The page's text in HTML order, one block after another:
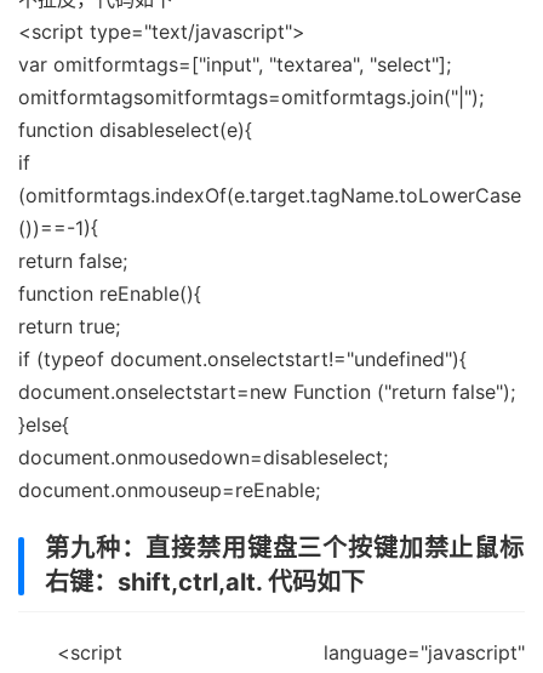
<script type="text/javascript">
var omitformtags=["input", "textarea", "select"];
omitformtagsomitformtags=omitformtags.join("|");
function disableselect(e){
if
(omitformtags.indexOf(e.target.tagName.toLowerCase
())==-1){
return false;
function reEnable(){
return true;
if (typeof document.onselectstart!="undefined"){
document.onselectstart=new Function ("return false");
}else{
document.onmousedown=disableselect;
document.onmouseup=reEnable;
第九种：直接禁用键盘三个按键加禁止鼠标
右键：shift,ctrl,alt. 代码如下
<script language="javascript"